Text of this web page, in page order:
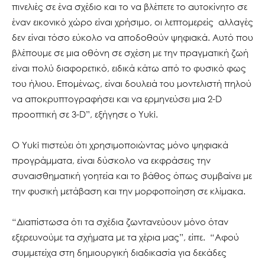
πινελιές σε ένα σχέδιο και το να βλέπετε το αυτοκίνητο σε
έναν εικονικό χώρο είναι χρήσιμο, οι λεπτομερείς αλλαγές
δεν είναι τόσο εύκολο να αποδοθούν ψηφιακά. Αυτό που
βλέπουμε σε μια οθόνη σε σχέση με την πραγματική ζωή
είναι πολύ διαφορετικό, ειδικά κάτω από το φυσικό φως
του ήλιου. Επομένως, είναι δουλειά του μοντελιστή πηλού
να αποκρυπτογραφήσει και να ερμηνεύσει μια 2-D
προοπτική σε 3-D”, εξήγησε ο Yuki.
Ο Yuki πιστεύει ότι χρησιμοποιώντας μόνο ψηφιακά
προγράμματα, είναι δύσκολο να εκφράσεις την
συναισθηματική γοητεία και το βάθος όπως συμβαίνει με
την φυσική μετάβαση και την μορφοποίηση σε κλίμακα.
“Διαπίστωσα ότι τα σχέδια ζωντανεύουν μόνο όταν
εξερευνούμε τα σχήματα με τα χέρια μας”, είπε. “Αφού
συμμετείχα στη δημιουργική διαδικασία για δεκάδες